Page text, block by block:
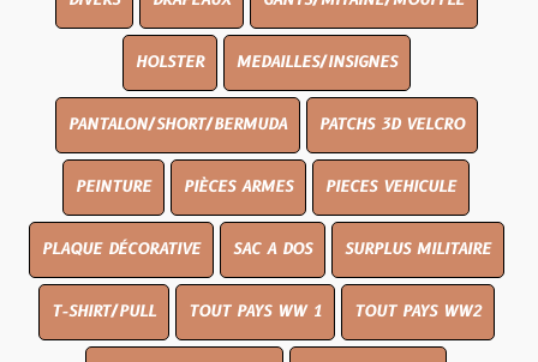
HOLSTER MEDAILLES/INSIGNES
PANTALON/SHORT/BERMUDA PATCHS 3D VELCRO
PEINTURE PIÈCES ARMES PIECES VEHICULE
PLAQUE DÉCORATIVE SAC A DOS SURPLUS MILITAIRE
T-SHIRT/PULL TOUT PAYS WW 1 TOUT PAYS WW2